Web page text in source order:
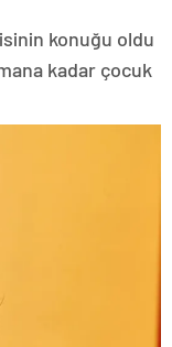
konuğu oldu
kadar çocuk